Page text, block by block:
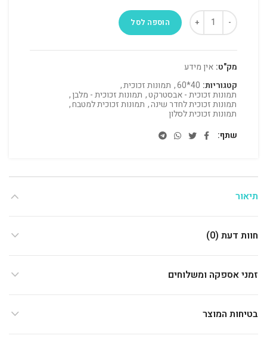
הוספה לסל
מק"ט: אין מידע
קטגוריות: 40*60
, תמונות זכוכית,
תמונות זכוכית - אבסטרקט, תמונות זכוכית - מלבן,
תמונות זכוכית לחדר שינה, תמונות זכוכית למטבח,
תמונות זכוכית לסלון
שתף
תיאור
חוות דעת (0)
זמני אספקה ומשלוחים
בטיחות המוצר